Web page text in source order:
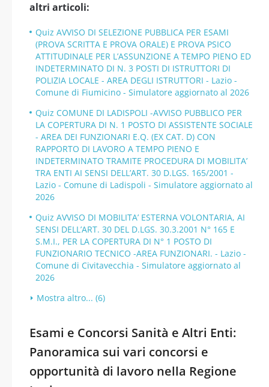
altri articoli:
Quiz AVVISO DI SELEZIONE PUBBLICA PER ESAMI
(PROVA SCRITTA E PROVA ORALE) E PROVA PSICO
ATTITUDINALE PER L’ASSUNZIONE A TEMPO PIENO ED
INDETERMINATO DI N. 3 POSTI DI ISTRUTTORI DI
POLIZIA LOCALE - AREA DEGLI ISTRUTTORI - Lazio -
Comune di Fiumicino - Simulatore aggiornato al 2026
Quiz COMUNE DI LADISPOLI -AVVISO PUBBLICO PER
LA COPERTURA DI N. 1 POSTO DI ASSISTENTE SOCIALE
- AREA DEI FUNZIONARI E.Q. (EX CAT. D) CON
RAPPORTO DI LAVORO A TEMPO PIENO E
INDETERMINATO TRAMITE PROCEDURA DI MOBILITA’
TRA ENTI AI SENSI DELL’ART. 30 D.LGS. 165/2001 -
Lazio - Comune di Ladispoli - Simulatore aggiornato al
2026
Quiz AVVISO DI MOBILITA’ ESTERNA VOLONTARIA, AI
SENSI DELL’ART. 30 DEL D.LGS. 30.3.2001 N° 165 E
S.M.I., PER LA COPERTURA DI N° 1 POSTO DI
FUNZIONARIO TECNICO -AREA FUNZIONARI. - Lazio -
Comune di Civitavecchia - Simulatore aggiornato al
2026
Mostra altro... (6)
Esami e Concorsi Sanità e Altri Enti:
Panoramica sui vari concorsi e
opportunità di lavoro nella Regione